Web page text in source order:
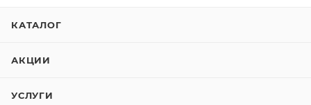
КАТАЛОГ
АКЦИИ
УСЛУГИ